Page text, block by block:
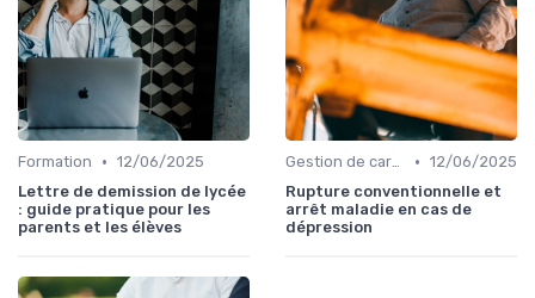
Formation • 12/06/2025
Lettre de demission de lycée
: guide pratique pour les
parents et les élèves
Gestion de carrière • 12/06/2025
Rupture conventionnelle et
arrêt maladie en cas de
dépression